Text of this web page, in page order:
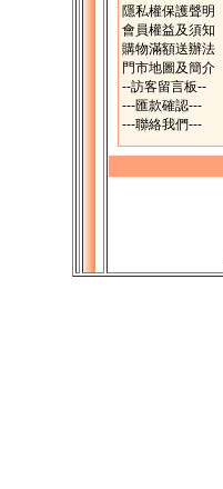
隱私權保護聲明
會員權益及須知
購物滿額送辦法
門市地圖及簡介
--訪客留言板--
---匯款確認---
---聯絡我們---